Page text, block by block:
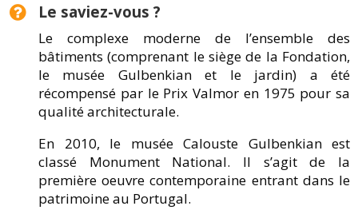
Le saviez-vous ?
Le complexe moderne de l’ensemble des
bâtiments (comprenant le siège de la Fondation,
le musée Gulbenkian et le jardin) a été
récompensé par le Prix Valmor en 1975 pour sa
qualité architecturale.
En 2010, le musée Calouste Gulbenkian est
classé Monument National. Il s’agit de la
première oeuvre contemporaine entrant dans le
patrimoine au Portugal.